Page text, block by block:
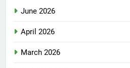
June 2026
April 2026
March 2026